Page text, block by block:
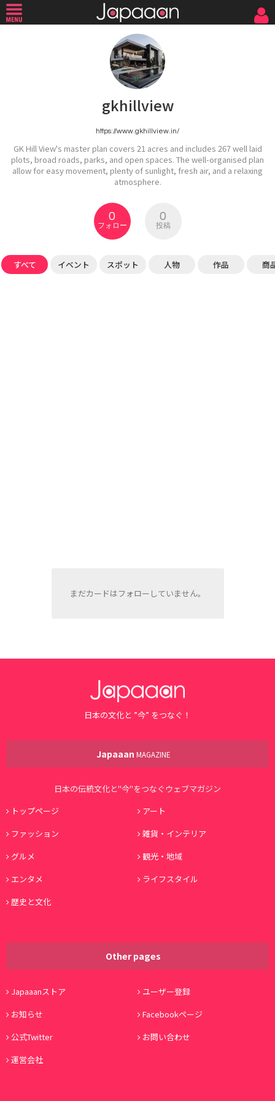
gkhillview
https://www.gkhillview.in/
GK Hill View's master plan covers 21 acres and includes 267 well laid
plots, broad roads, parks, and open spaces. The well-organised plan
allow for easy movement, plenty of sunlight, fresh air, and a relaxing
atmosphere.
0
フォロー
0
投稿
すべて イベント スポット 人物 作品 商
まだカードはフォローしていません。
日本の文化と ”今” をつなぐ！
Japaaan MAGAZINE
日本の伝統文化と"今"をつなぐウェブマガジン
トップページ
アート
ファッション
雑貨・インテリア
グルメ
観光・地域
エンタメ
ライフスタイル
歴史と文化
Other pages
Japaaanストア
ユーザー登録
お知らせ
Facebookページ
公式Twitter
お問い合わせ
運営会社